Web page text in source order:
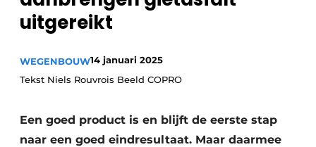
Vacatures
uitgereikt
WEGENBOUW14 januari 2025
Tekst Niels Rouvrois Beeld COPRO
Een goed product is en blijft de eerste stap
naar een goed eindresultaat. Maar daarmee